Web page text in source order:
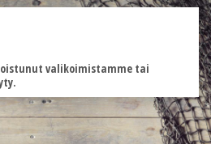
valikoimistamme tai